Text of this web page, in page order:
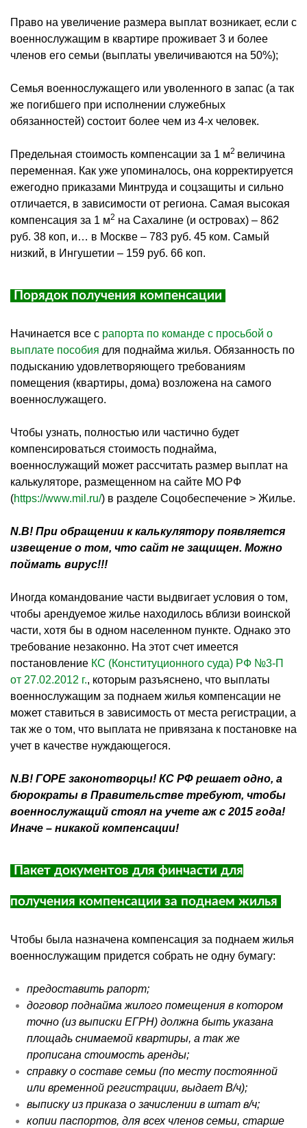
Право на увеличение размера выплат возникает, если с
военнослужащим в квартире проживает 3 и более
членов его семьи (выплаты увеличиваются на 50%);
Семья военнослужащего или уволенного в запас (а так
же погибшего при исполнении служебных
обязанностей) состоит более чем из 4-х человек.
Предельная стоимость компенсации за 1 м2 величина
переменная. Как уже упоминалось, она корректируется
ежегодно приказами Минтруда и соцзащиты и сильно
отличается, в зависимости от региона. Самая высокая
компенсация за 1 м2 на Сахалине (и островах) – 862
руб. 38 коп, и… в Москве – 783 руб. 45 ком. Самый
низкий, в Ингушетии – 159 руб. 66 коп.
Порядок получения компенсации
Начинается все с рапорта по команде с просьбой о
выплате пособия для поднайма жилья. Обязанность по
подысканию удовлетворяющего требованиям
помещения (квартиры, дома) возложена на самого
военнослужащего.
Чтобы узнать, полностью или частично будет
компенсироваться стоимость поднайма,
военнослужащий может рассчитать размер выплат на
калькуляторе, размещенном на сайте МО РФ
(https://www.mil .ru/) в разделе Соцобеспечение > Жилье.
N.B! При обращении к калькулятору появляется
извещение о том, что сайт не защищен. Можно
поймать вирус!!!
Иногда командование части выдвигает условия о том,
чтобы арендуемое жилье находилось вблизи воинской
части, хотя бы в одном населенном пункте. Однако это
требование незаконно. На этот счет имеется
постановление КС (Конституционного суда) РФ №3-П
от 27.02.2012 г., которым разъяснено, что выплаты
военнослужащим за поднаем жилья компенсации не
может ставиться в зависимость от места регистрации, а
так же о том, что выплата не привязана к постановке на
учет в качестве нуждающегося.
N.B! ГОРЕ законотворцы! КС РФ решает одно, а
бюрократы в Правительстве требуют, чтобы
военнослужащий стоял на учете аж с 2015 года!
Иначе – никакой компенсации!
Пакет документов для финчасти для
получения компенсации за поднаем жилья
Чтобы была назначена компенсация за поднаем жилья
военнослужащим придется собрать не одну бумагу:
предоставить рапорт;
договор поднайма жилого помещения в котором
точно (из выписки ЕГРН) должна быть указана
площадь снимаемой квартиры, а так же
прописана стоимость аренды;
справку о составе семьи (по месту постоянной
или временной регистрации, выдает В/ч);
выписку из приказа о зачислении в штат в/ч;
копии паспортов, для всех членов семьи, старше